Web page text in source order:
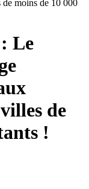
moins de 10 000
Le
de
!